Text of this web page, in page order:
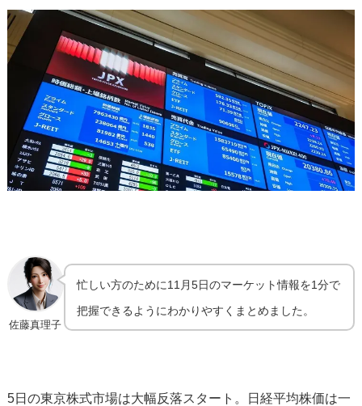
佐藤真理子
忙しい方のために11月5日のマーケット情報を1分で
把握できるようにわかりやすくまとめました。
5日の東京株式市場は大幅反落スタート。日経平均株価は一